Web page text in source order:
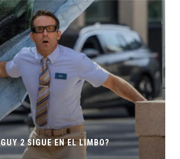
2 SIGUE EN EL LIMBO?